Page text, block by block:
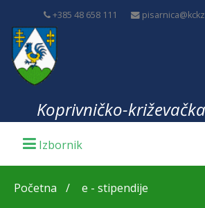
+385 48 658 111
Koprivničko-
Početna e - stipendije